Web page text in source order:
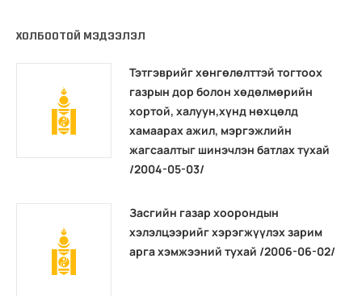
ХОЛБООТОЙ МЭДЭЭЛЭЛ
Тэтгэврийг хөнгөлөлттэй тогтоох
газрын дор болон хөдөлмөрийн
хортой, халуун,хүнд нөхцөлд
хамаарах ажил, мэргэжлийн
жагсаалтыг шинэчлэн батлах тухай
/2004-05-03/
Засгийн газар хоорондын
хэлэлцээрийг хэрэгжүүлэх зарим
арга хэмжээний тухай /2006-06-02/